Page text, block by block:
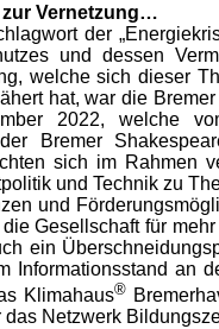
zur Vernetzung…
der
und dessen
welche sich dieser
hat, war die
2022, welche
Bremer
sich im Rahmen
und Technik zu
und
Gesellschaft für
ein
Informationsstand an
Klimahaus®
das Netzwerk